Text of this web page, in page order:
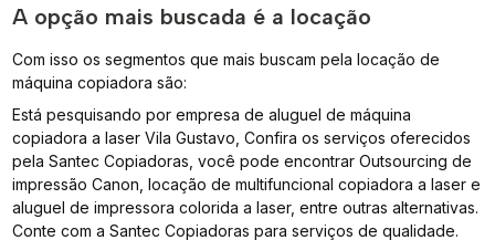
A opção mais buscada é a locação
Com isso os segmentos que mais buscam pela locação de
máquina copiadora são:
Está pesquisando por empresa de aluguel de máquina
copiadora a laser Vila Gustavo, Confira os serviços oferecidos
pela Santec Copiadoras, você pode encontrar Outsourcing de
impressão Canon, locação de multifuncional copiadora a laser e
aluguel de impressora colorida a laser, entre outras alternativas.
Conte com a Santec Copiadoras para serviços de qualidade.